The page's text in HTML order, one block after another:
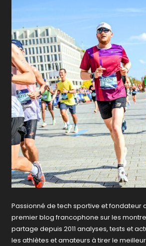
Passionné de tech sportive et fondateur
premier blog francophone sur les
partage depuis 2011 analyses, tests et
les athlètes et amateurs à tirer le